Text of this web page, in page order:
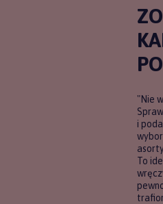
"Nie
i
To